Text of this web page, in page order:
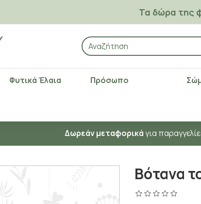
Τα δώρα της
Φυτικά Έλαια Πρόσωπο
Δωρεάν μεταφορικάγια
Βότανα